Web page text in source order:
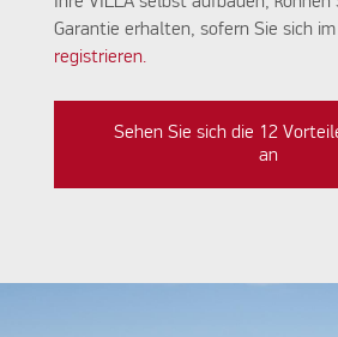
Garantie erhalten, sofern Sie sich im
registrieren.
Sehen Sie sich die 12
an